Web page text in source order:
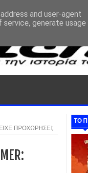
ΕΙΧΕ ΠΡΟΧΩΡΗΣΕΙ;
ΤΟ
and user-agent
generate usage